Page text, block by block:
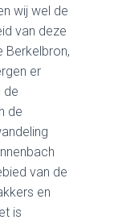
wij wel de
van deze
Berkelbron,
er
de
de
van de
en
is